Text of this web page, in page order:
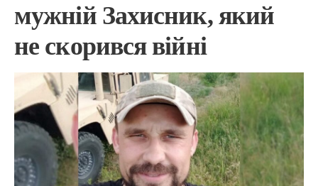
мужній Захисник, який
не скорився війні